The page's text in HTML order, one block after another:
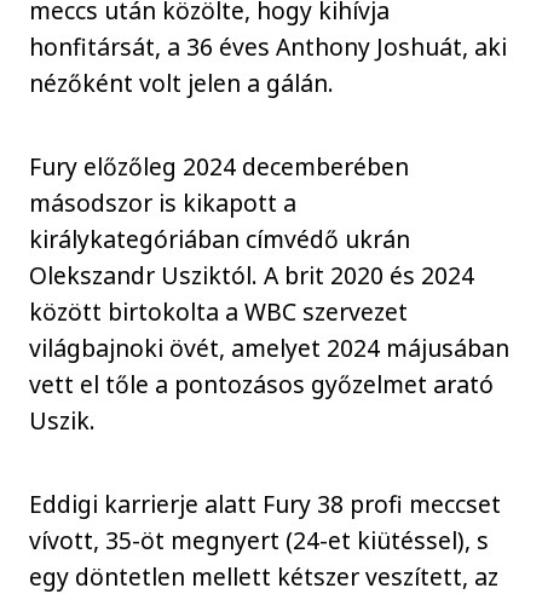
meccs után közölte, hogy kihívja
honfitársát, a 36 éves Anthony Joshuát, aki
nézőként volt jelen a gálán.
Fury előzőleg 2024 decemberében
másodszor is kikapott a
királykategóriában címvédő ukrán
Olekszandr Usziktól. A brit 2020 és 2024
között birtokolta a WBC szervezet
világbajnoki övét, amelyet 2024 májusában
vett el tőle a pontozásos győzelmet arató
Uszik.
Eddigi karrierje alatt Fury 38 profi meccset
vívott, 35-öt megnyert (24-et kiütéssel), s
egy döntetlen mellett kétszer veszített, az